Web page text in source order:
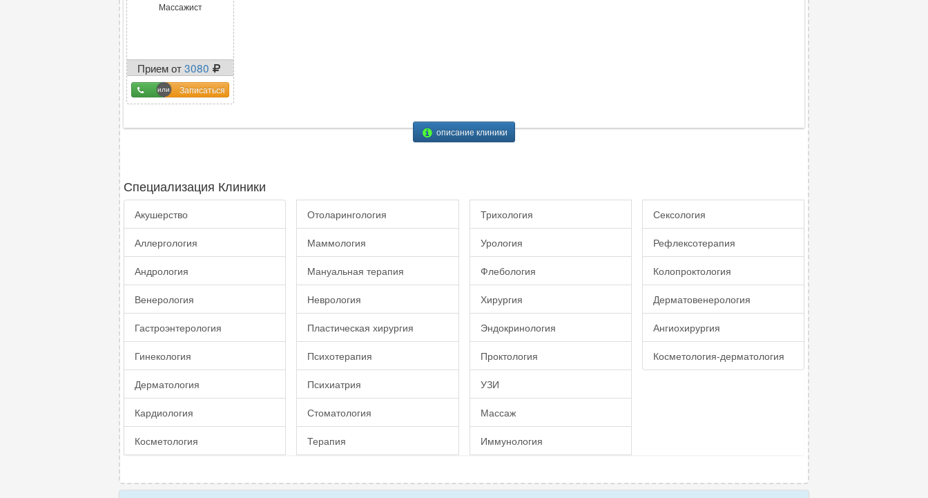
Массажист
Прием от3080
Записаться
описание клиники
Специализация Клиники
Акушерство
Аллергология
Андрология
Венерология
Гастроэнтерология
Гинекология
Дерматология
Кардиология
Косметология
Отоларингология
Маммология
Мануальная терапия
Неврология
Пластическая хирургия
Психотерапия
Психиатрия
Стоматология
Терапия
Трихология
Урология
Флебология
Хирургия
Эндокринология
Проктология
УЗИ
Массаж
Иммунология
Сексология
Рефлексотерапия
Колопроктология
Дерматовенерология
Ангиохирургия
Косметология-дерматология